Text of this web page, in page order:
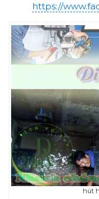
https://
hút